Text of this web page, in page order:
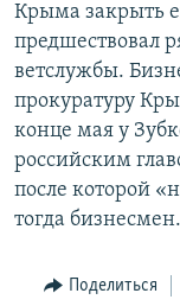
Крыма закрыть
предшествовал
ветслужбы.
прокуратуру
конце мая у
российским
после которой
тогда бизнесмен.
Поделиться